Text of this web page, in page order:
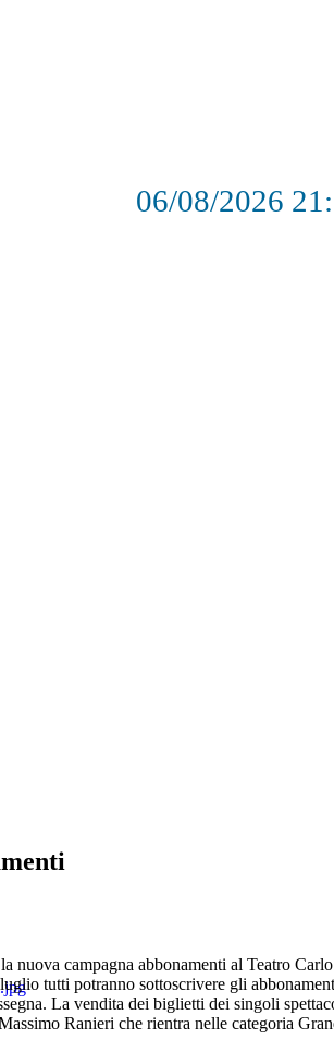
06/08/2026
nuova campagna abbonamenti al Teatro
tutti potranno sottoscrivere gli
La vendita dei biglietti dei singoli
Ranieri che rientra nelle categoria